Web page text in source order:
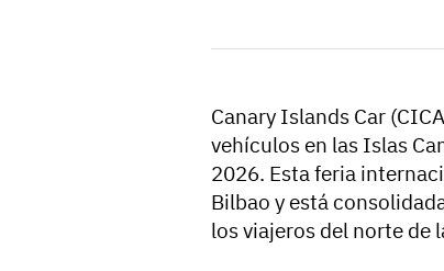
Canary Islands Car
vehículos en las Islas
2026. Esta feria
Bilbao y está
los viajeros del norte de